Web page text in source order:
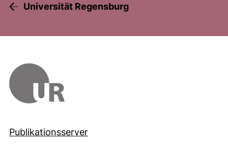
Universität Regensburg
Publikationsserver